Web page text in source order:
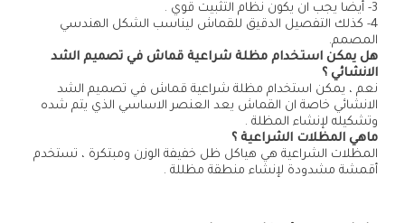
3- أيضا يجب ان يكون نظام التثبيت قوي .
4- كذلك التفصيل الدقيق للقماش ليناسب الشكل الهندسي
المصمم.
هل يمكن استخدام مظلة شراعية قماش في تصميم الشد
الانشائي ؟
نعم ، يمكن استخدام مظلة شراعية قماش في تصميم الشد
الانشائي خاصة ان القماش يعد العنصر الاساسي الذي يتم شده
وتشكيله لإنشاء المظلة .
ماهي المظلات الشراعية ؟
المظلات الشراعية هي هياكل ظل خفيفة الوزن ومبتكرة ، تستخدم
أقمشة مشدودة لإنشاء منطقة مظللة .